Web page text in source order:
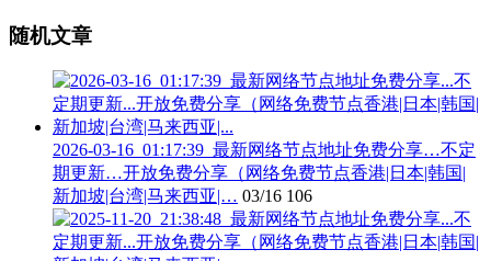
随机文章
2026-03-16_01:17:39_最新网络节点地址免费分享…不定
期更新…开放免费分享（网络免费节点香港|日本|韩国|
新加坡|台湾|马来西亚|… 03/16 106